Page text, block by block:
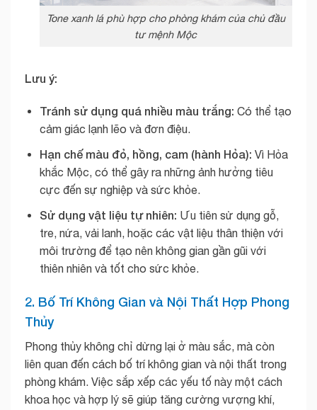
Tone xanh lá phù hợp cho phòng khám của chủ đầu
tư mệnh Mộc
Lưu ý:
Tránh sử dụng quá nhiều màu trắng: Có thể tạo
cảm giác lạnh lẽo và đơn điệu.
Hạn chế màu đỏ, hồng, cam (hành Hỏa): Vì Hỏa
khắc Mộc, có thể gây ra những ảnh hưởng tiêu
cực đến sự nghiệp và sức khỏe.
Sử dụng vật liệu tự nhiên: Ưu tiên sử dụng gỗ,
tre, nứa, vải lanh, hoặc các vật liệu thân thiện với
môi trường để tạo nên không gian gần gũi với
thiên nhiên và tốt cho sức khỏe.
2. Bố Trí Không Gian và Nội Thất Hợp Phong
Thủy
Phong thủy không chỉ dừng lại ở màu sắc, mà còn
liên quan đến cách bố trí không gian và nội thất trong
phòng khám. Việc sắp xếp các yếu tố này một cách
khoa học và hợp lý sẽ giúp tăng cường vượng khí,